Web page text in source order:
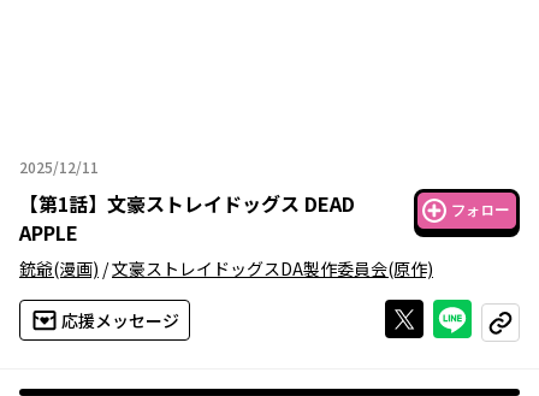
2025/12/11
2025年12月11日
【第1話】 文豪ストレイドッグス DEAD
APPLE
フォロー
銃爺(漫画) /文豪ストレイドッグスDA製作委員会(原作)
応援メッセージ Xで投稿する
ライン
コピー